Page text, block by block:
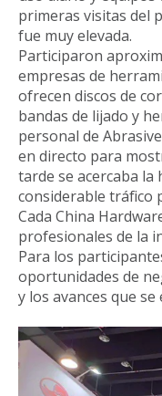
primeras visitas del
fue muy elevada.
Participaron
empresas de
ofrecen discos de
bandas de lijado y
personal de
en directo para
tarde se acercaba
considerable tráfico
Cada China
profesionales de la
Para los
oportunidades de
y los avances que